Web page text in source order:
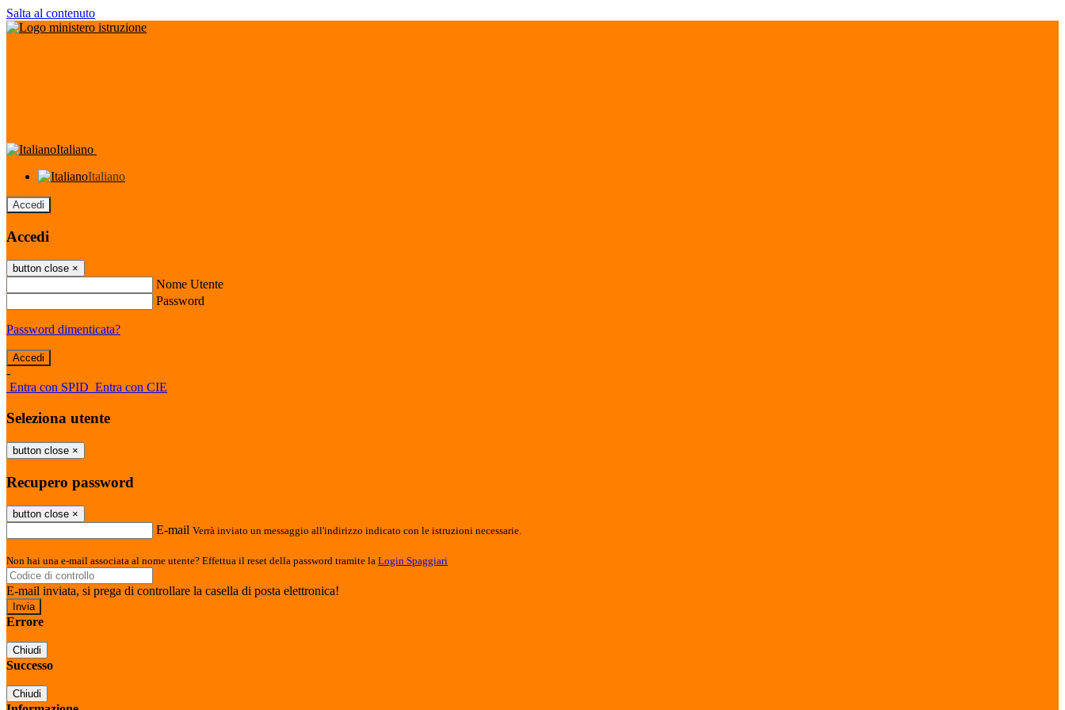
Salta al contenuto
Italiano
Italiano
Accedi
Accedi
button close ×
Nome Utente
Password
Password dimenticata?
-
Entra con SPID Entra con CIE
Seleziona utente
button close ×
Recupero password
button close ×
E-mail Verrà inviato un messaggio all'indirizzo indicato con le istruzioni necessarie.
Non hai una e-mail associata al nome utente? Effettua il reset della password tramite la Login Spaggiari
E-mail inviata, si prega di controllare la casella di posta elettronica!
Errore
Chiudi
Successo
Chiudi